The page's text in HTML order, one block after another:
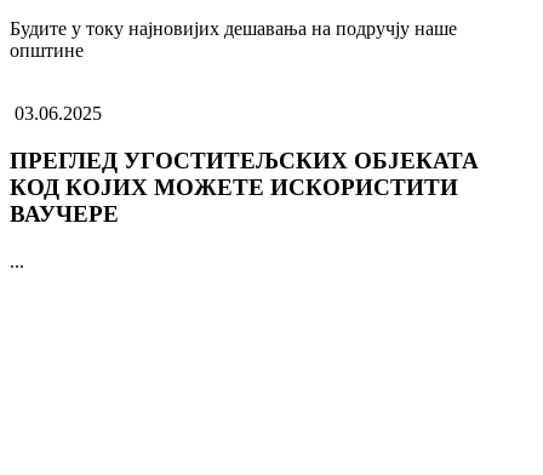
Будите у току најновијих дешавања на подручју наше
општине
03.06.2025
ПРЕГЛЕД УГОСТИТЕЉСКИХ ОБЈЕКАТА
КОД КОЈИХ МОЖЕТЕ ИСКОРИСТИТИ
ВАУЧЕРЕ
...